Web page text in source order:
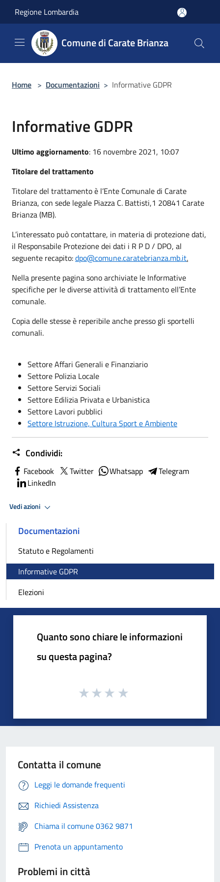
Regione Lombardia
Comune di Carate Brianza
Home > Documentazioni > Informative GDPR
Informative GDPR
Ultimo aggiornamento: 16 novembre 2021, 10:07
Titolare del trattamento
Titolare del trattamento è l’Ente Comunale di Carate
Brianza, con sede legale Piazza C. Battisti,1 20841 Carate
Brianza (MB).
L’interessato può contattare, in materia di protezione dati,
il Responsabile Protezione dei dati i R P D / DPO, al
seguente recapito:dpo@comune.caratebrianza.mb.it.
Nella presente pagina sono archiviate le Informative
specifiche per le diverse attività di trattamento ell’Ente
comunale.
Copia delle stesse è reperibile anche presso gli sportelli
comunali.
Settore Affari Generali e Finanziario
Settore Polizia Locale
Settore Servizi Sociali
Settore Edilizia Privata e Urbanistica
Settore Lavori pubblici
Settore Istruzione, Cultura Sport e Ambiente
Condividi:
Facebook Twitter Whatsapp
Telegram
LinkedIn
Vedi azioni
Documentazioni
Statuto e Regolamenti
Informative GDPR
Elezioni
Quanto sono chiare le informazioni
su questa pagina?
Contatta il comune
Leggi le domande frequenti
Richiedi Assistenza
Chiama il comune 0362 9871
Prenota un appuntamento
Problemi in città